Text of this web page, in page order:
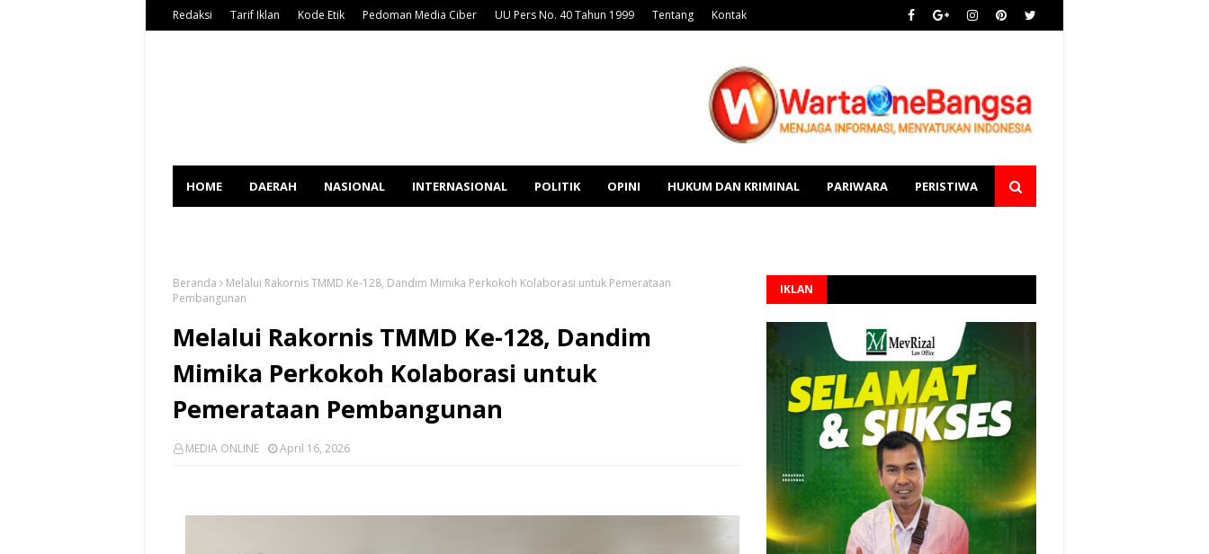
Redaksi Tarif Iklan Kode Etik Pedoman Media Ciber UU Pers No. 40 Tahun 1999 Tentang Kontak
HOME DAERAH NASIONAL INTERNASIONAL POLITIK OPINI HUKUM DAN KRIMINAL PARIWARA PERISTIWA
Beranda
Melalui Rakornis TMMD Ke-128, Dandim Mimika Perkokoh Kolaborasi untuk Pemerataan
Pembangunan
Melalui Rakornis TMMD Ke-128, Dandim
Mimika Perkokoh Kolaborasi untuk
Pemerataan Pembangunan
MEDIA ONLINE April 16, 2026
IKLAN